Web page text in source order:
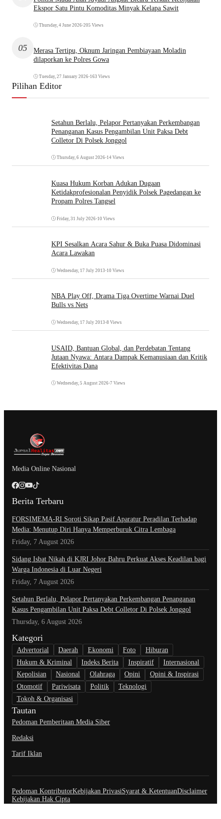
Ekspor Satu Pintu Komoditas Minyak Kelapa Sawit
Thursday, 4 June 2026•205 Views
05
Merasa Tertipu, Oknum Jaringan Pembiayaan Moladin
dilaporkan ke Polres Gowa
Tuesday, 27 January 2026•163 Views
Pilihan Editor
Setahun Berlalu, Pelapor Pertanyakan Perkembangan
Penanganan Kasus Pengambilan Unit Paksa Debt
Colletor Di Polsek Jonggol
Thursday, 6 August 2026•14 Views
Kuasa Hukum Korban Adukan Dugaan
Ketidakprofesionalan Penyidik Polsek Pagedangan ke
Propam Polres Tangsel
Friday, 31 July 2026•10 Views
KPI Sesalkan Acara Sahur & Buka Puasa Didominasi
Acara Lawakan
Wednesday, 17 July 2013 •10 Views
NBA Play Off, Drama Tiga Overtime Warnai Duel
Bulls vs Nets
Wednesday, 17 July 2013 •8 Views
USAID, Bantuan Global, dan Perdebatan Tentang
Jutaan Nyawa: Antara Dampak Kemanusiaan dan Kritik
Efektivitas Dana
Wednesday, 5 August 2026•7 Views
Media Online Nasional
Berita Terbaru
​FORSIMEMA-RI Soroti Sikap Pasif Aparatur Peradilan Terhadap
Media: Menutup Diri Hanya Memperburuk Citra Lembaga
Friday, 7 August 2026
Sidang Isbat Nikah di KJRI Johor Bahru Perkuat Akses Keadilan bagi
Warga Indonesia di Luar Negeri
Friday, 7 August 2026
Setahun Berlalu, Pelapor Pertanyakan Perkembangan Penanganan
Kasus Pengambilan Unit Paksa Debt Colletor Di Polsek Jonggol
Thursday, 6 August 2026
Kategori
Advertorial Daerah Ekonomi Foto
Hiburan
Hukum & Kriminal
Indeks Berita Inspiratif
Internasional
Kepolisian
Nasional Olahraga Opini
Opini & Inspirasi
Otomotif
Pariwisata Politik
Teknologi
Tokoh & Organisasi
Tautan
Pedoman Pemberitaan Media Siber
Redaksi
Tarif Iklan
Pedoman KontributorKebijakan PrivasiSyarat & KetentuanDisclaimer
Kebijakan Hak Cipta